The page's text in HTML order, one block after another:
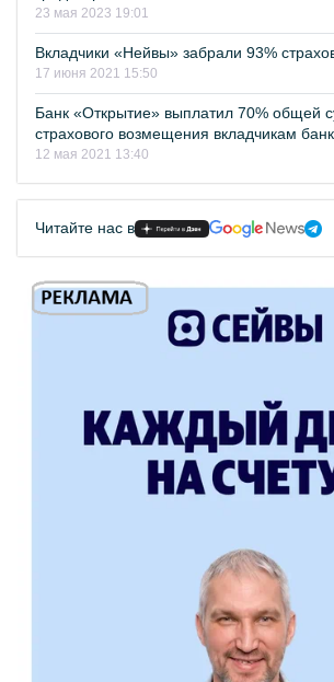
23 мая 2023 19:01
Вкладчики «Нейвы» забрали 93%
17 июня 2021 15:50
Банк «Открытие» выплатил 70% общей
страхового возмещения вкладчикам
12 мая 2021 13:40
Читайте нас в